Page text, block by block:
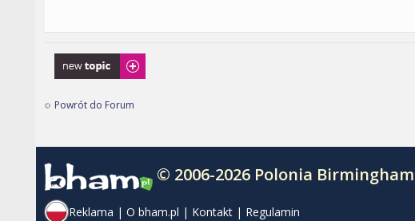
Napisz wątek
Powrót do Forum
© 2006-2026 Polonia
Reklama | O bham.pl | Kontakt | Regulamin